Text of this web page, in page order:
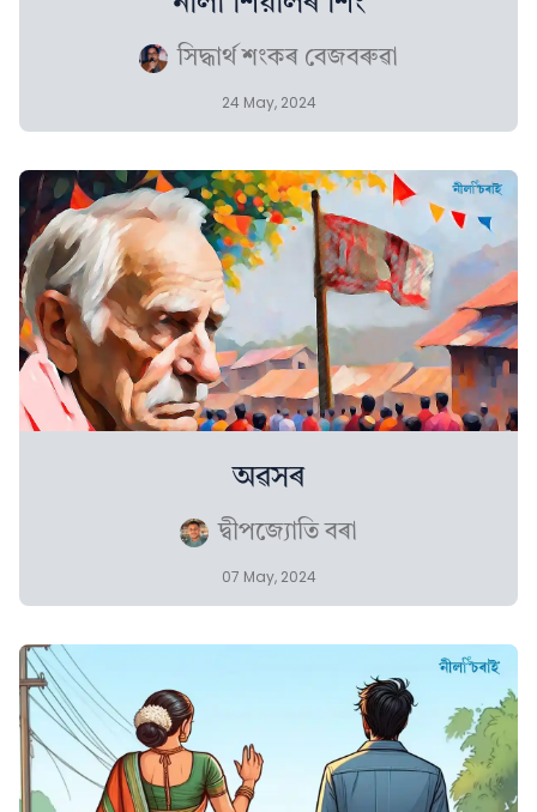
সিদ্ধাৰ্থ শংকৰ বেজবৰুৱা
24 May, 2024
অৱসৰ
দ্বীপজ্যোতি বৰা
07 May, 2024